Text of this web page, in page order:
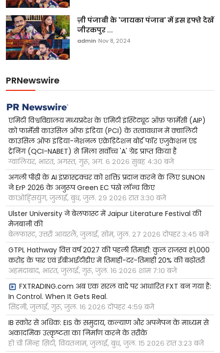
ज़ी पंजाबी के 'जायका पंजाब' में इस हफ्ते देखें
जीरकपुर ...
admin Nov 8, 2024
PRNewswire
एमिटी विश्वविद्यालय मध्यप्रदेश के एमिटी इंस्टिट्यूट ऑफ़ फार्मेसी (AIP)
को फार्मेसी काउंसिल ऑफ इंडिया (PCI) के तत्वावधान में क़्वालिटी
काउंसिल ऑफ इंडिया-नेशनल एक्रेडिटेशन बोर्ड फॉर एजुकेशन एंड
ट्रेनिंग (QCI-NABET) से मिला सर्वोच्च 'A' ग्रेड प्राप्त किया है
ग्वालियर, भारत, अगस्त, गुरू, अग. ६ २०२६ सुबह ४:३० बजे
अगली पीढ़ी के AI इंफ्रास्ट्रक्चर को शक्ति प्रदान करने के लिए SUNON
ने ErP 2026 के अनुरूप Green EC पंखे लॉन्च किए
काओह्सियुंग, जुलाई, बुध, जुल. २९ २०२६ रात ३:३० बजे
Ulster University ने बेलफास्ट में Jaipur Literature Festival की
मेजबानी की
बेलफास्ट, उत्तरी आयरलैं, जुलाई, सोम, जुल. २७ २०२६ दोपहर ३:४५ बजे
GTPL Hathway वित्त वर्ष 2027 की पहली तिमाही: कुल राजस्व ₹1,000
करोड़ के पार एवं ईबीआईटीडीए में तिमाही-दर-तिमाही 20% की बढ़ोतरी
अहमदाबाद, भारत, जुलाई, गुरू, जुल. १६ २०२६ शाम ७:१० बजे
FXTRADING.com अब एक सरल वादे पर आधारित FXT बन गया है:
In Control. When It Gets Real.
सिडनी, जुलाई, गुरू, जुल. १६ २०२६ दोपहर ४:५९ बजे
IB स्कोर से अधिक: EIS के समुदाय, कल्याण और अपनेपन के माध्यम से
अकादमिक उत्कृष्टता का निर्माण करने के तरीके
हो ची मिन्ह सिटी, वियतनाम, जुलाई, बुध, जुल. १५ २०२६ रात ३:२३ बजे